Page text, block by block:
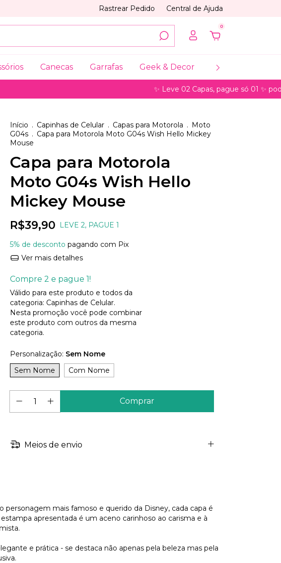
Rastrear Pedido Central de Ajuda
0
Canecas Garrafas Geek & Decor Coleções
✨ Leve 02 Capas, pague só 01 ✨ pode ser
Início . Capinhas de Celular . Capas para Motorola . Moto
G04s . Capa para Motorola Moto G04s Wish Hello Mickey
Mouse
Capa para Motorola
Moto G04s Wish Hello
Mickey Mouse
R$39,90 LEVE 2, PAGUE 1
5% de desconto pagando com Pix
Ver mais detalhes
Compre 2 e pague 1!
Válido para este produto e todos da
categoria: Capinhas de Celular.
Nesta promoção você pode combinar
este produto com outros da mesma
categoria.
Personalização: Sem Nome
Sem Nome
Com Nome
Meios de envio
personagem mais famoso e querido da Disney, cada capa é
apresentada é um aceno carinhoso ao carisma e à
e prática - se destaca não apenas pela beleza mas pela